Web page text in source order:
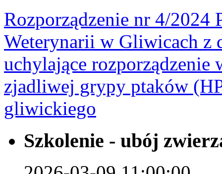
Rozporządzenie nr 4/2024
Weterynarii w Gliwicach z
uchylające rozporządzenie
zjadliwej grypy ptaków
gliwickiego
Szkolenie - ubój